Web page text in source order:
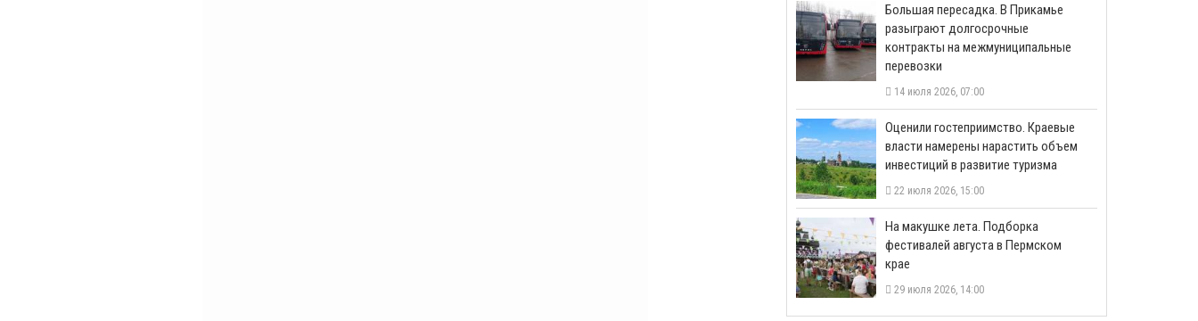
Большая пересадка. В Прикамье
разыграют долгосрочные
контракты на межмуниципальные
перевозки
14 июля 2026, 07:00
Оценили гостеприимство. Краевые
власти намерены нарастить объем
инвестиций в развитие туризма
22 июля 2026, 15:00
На макушке лета. Подборка
фестивалей августа в Пермском
крае
29 июля 2026, 14:00